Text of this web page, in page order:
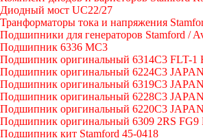
Диодный мост UC22/27
Транформаторы тока и напряжения
Подшипники для генераторов Stamford /
Подшипник 6336 МС3
Подшипник оригинальный 6314C3 FLT-1
Подшипник оригинальный 6224С3
Подшипник оригинальный 6319C3
Подшипник оригинальный 6228C3
Подшипник оригинальный 6220C3
Подшипник оригинальный 6309 2RS FG9
Подшипник кит Stamford 45-0418